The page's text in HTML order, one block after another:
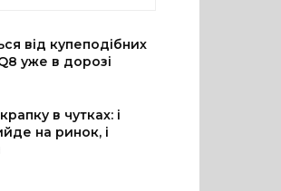
від купеподібних
уже в дорозі
в чутках: і
на ринок, і